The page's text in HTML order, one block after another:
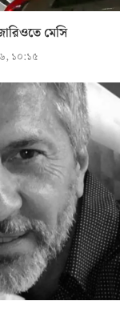
মেসি
১০:১৫